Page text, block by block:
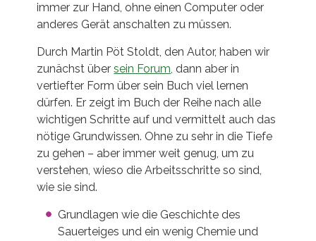
immer zur Hand, ohne einen Computer oder
anderes Gerät anschalten zu müssen.
Durch Martin Pöt Stoldt, den Autor, haben wir
zunächst übersein Forum, dann aber in
vertiefter Form über sein Buch viel lernen
dürfen. Er zeigt im Buch der Reihe nach alle
wichtigen Schritte auf und vermittelt auch das
nötige Grundwissen. Ohne zu sehr in die Tiefe
zu gehen – aber immer weit genug, um zu
verstehen, wieso die Arbeitsschritte so sind,
wie sie sind.
Grundlagen wie die Geschichte des
Sauerteiges und ein wenig Chemie und